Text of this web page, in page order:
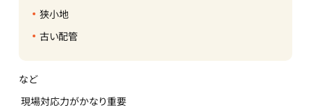
狭小地
古い配管
など
現場対応力がかなり重要